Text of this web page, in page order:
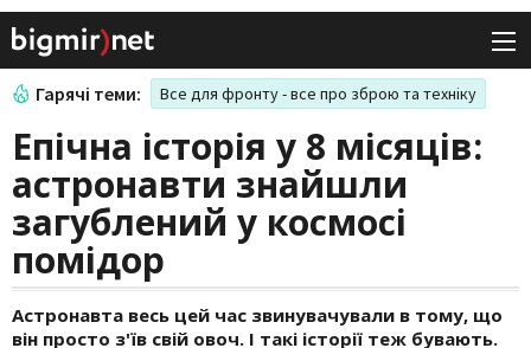
Гарячі теми: Все для фронту - все про зброю та техніку
Епічна історія у 8 місяців:
астронавти знайшли
загублений у космосі
помідор
Астронавта весь цей час звинувачували в тому, що
він просто з'їв свій овоч. І такі історії теж бувають.